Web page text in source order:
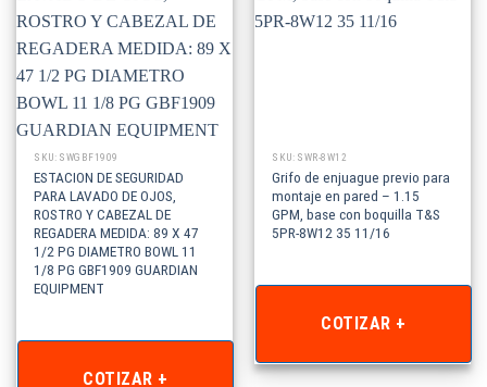
SKU: SWGBF1909
ESTACION DE SEGURIDAD
PARA LAVADO DE OJOS,
ROSTRO Y CABEZAL DE
REGADERA MEDIDA: 89 X 47
1/2 PG DIAMETRO BOWL 11
1/8 PG GBF1909 GUARDIAN
EQUIPMENT
COTIZAR +
SKU: SWR-8W12
Grifo de enjuague previo para
montaje en pared – 1.15
GPM, base con boquilla T&S
5PR-8W12 35 11/16
COTIZAR +